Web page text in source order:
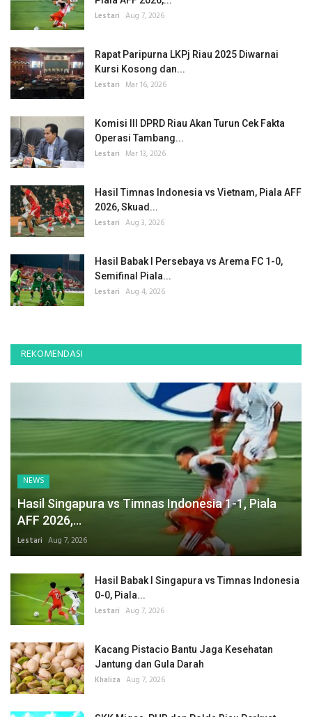
Lestari Aug 7, 2026
Rapat Paripurna LKPj Riau 2025 Diwarnai
Kursi Kosong dan...
Lestari Mar 16, 2026
Komisi III DPRD Riau Akan Turun Cek Fakta
Operasi Tambang...
Lestari Mar 13, 2026
Hasil Timnas Indonesia vs Vietnam, Piala AFF
2026, Skuad...
Lestari Aug 3, 2026
Hasil Babak I Persebaya vs Arema FC 1-0,
Semifinal Piala...
Lestari Aug 4, 2026
REKOMENDASI
NEWS
Hasil Singapura vs Timnas Indonesia 1-1, Piala
AFF 2026,...
Lestari Aug 7, 2026
Hasil Babak I Singapura vs Timnas Indonesia
0-0, Piala...
Lestari Aug 7, 2026
Kacang Pistacio Bantu Jaga Kesehatan
Jantung dan Gula Darah
Khaliza Aug 7, 2026